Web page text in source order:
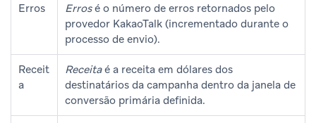
Erros Errosé o número de erros retornados pelo
provedor KakaoTalk (incrementado durante o
processo de envio).
Receit
a
Receitaé a receita em dólares dos
destinatários da campanha dentro da janela de
conversão primária definida.